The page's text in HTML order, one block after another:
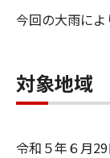
今回の大雨に
対象地域
令和５年６月